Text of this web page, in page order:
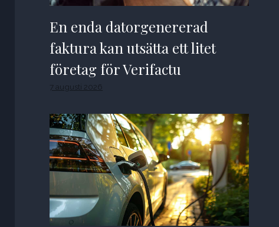
En enda datorgenererad
faktura kan utsätta ett litet
företag för Verifactu
7 augusti 2026